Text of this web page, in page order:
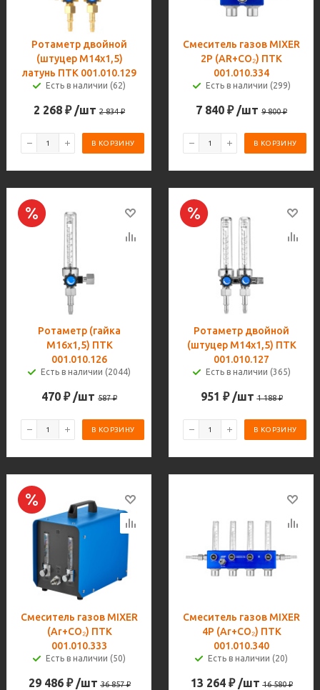
Ротаметр двойной
(штуцер М14х1,5)
латунь ПТК 001.010.129
Есть в наличии (62)
2 268 ₽ /шт 2 834₽
В КОРЗИНУ
Смеситель газов MIXER
2Р (AR+CO₂) ПТК
001.010.334
Есть в наличии (299)
7 840 ₽ /шт 9 800₽
В КОРЗИНУ
Ротаметр (гайка
М16х1,5) ПТК
001.010.126
Есть в наличии (2044)
470 ₽ /шт 587₽
В КОРЗИНУ
Ротаметр двойной
(штуцер М14х1,5) ПТК
001.010.127
Есть в наличии (365)
951 ₽ /шт 1 188₽
В КОРЗИНУ
Смеситель газов MIXER
(Ar+CO₂) ПТК
001.010.333
Есть в наличии (50)
29 486₽ /шт 36 857₽
Смеситель газов MIXER
4Р (Ar+CO₂) ПТК
001.010.340
Есть в наличии (20)
13 264₽ /шт 16 580₽